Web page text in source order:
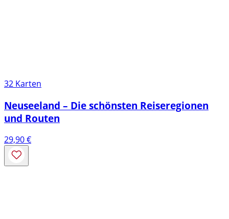
32 Karten
Neuseeland – Die schönsten Reiseregionen
und Routen
29,90€